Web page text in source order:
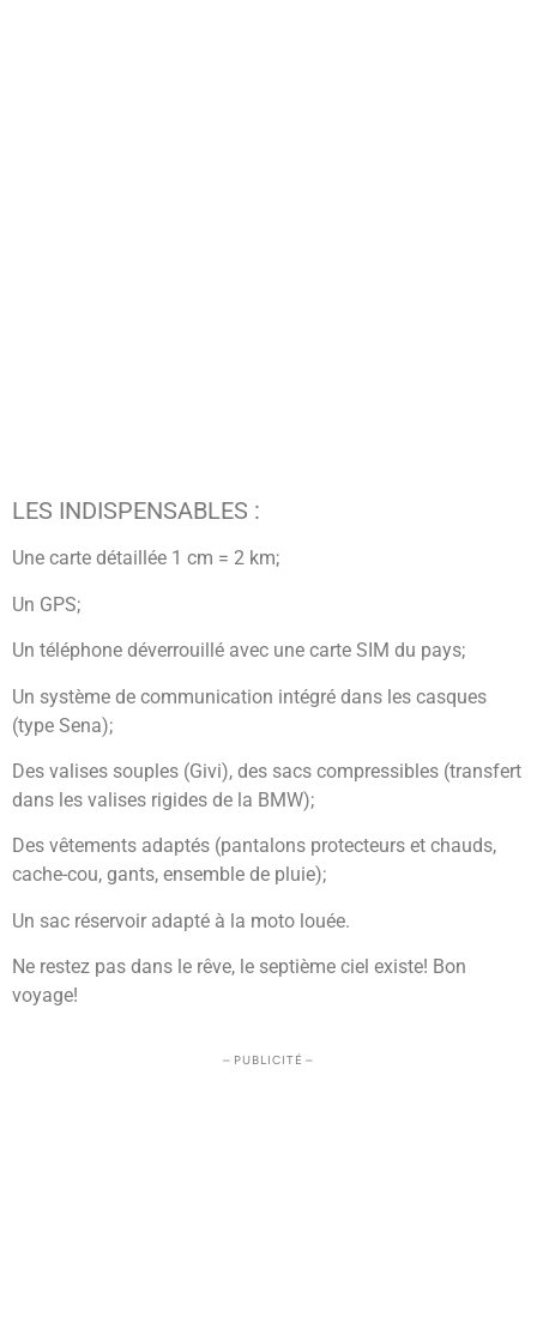
LES INDISPENSABLES :
Une carte détaillée 1 cm = 2 km;
Un GPS;
Un téléphone déverrouillé avec une carte SIM du pays;
Un système de communication intégré dans les casques
(type Sena);
Des valises souples (Givi), des sacs compressibles (transfert
dans les valises rigides de la BMW);
Des vêtements adaptés (pantalons protecteurs et chauds,
cache-cou, gants, ensemble de pluie);
Un sac réservoir adapté à la moto louée.
Ne restez pas dans le rêve, le septième ciel existe! Bon
voyage!
– PUBLICITÉ –